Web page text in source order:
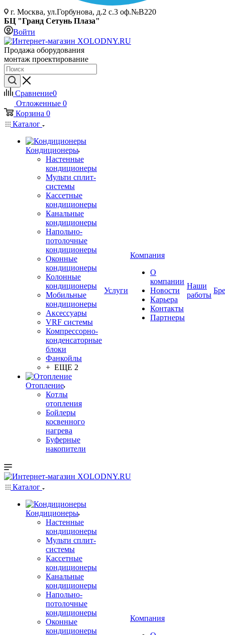
г. Москва, ул.Горбунова, д.2 с.3 оф.№В220
БЦ "Гранд Сетунь Плаза"
Войти
Продажа оборудования
монтаж проектирование
Сравнение0
Отложенные 0
Корзина 0
Каталог
Кондиционеры
Настенные
кондиционеры
Мульти сплит-
системы
Кассетные
кондиционеры
Канальные
кондиционеры
Напольно-
потолочные
кондиционеры
Оконные
кондиционеры
Колонные
кондиционеры
Мобильные
кондиционеры
Аксессуары
VRF системы
Компрессорно-
конденсаторные
блоки
Фанкойлы
+ ЕЩЕ 2
Отопление
Котлы
отопления
Бойлеры
косвенного
нагрева
Буферные
накопители
Услуги
Компания
О
компании
Новости
Карьера
Контакты
Партнеры
Наши
работы
Каталог
Кондиционеры
Настенные
кондиционеры
Мульти сплит-
системы
Кассетные
кондиционеры
Канальные
кондиционеры
Напольно-
потолочные
кондиционеры
Оконные
кондиционеры
Компания